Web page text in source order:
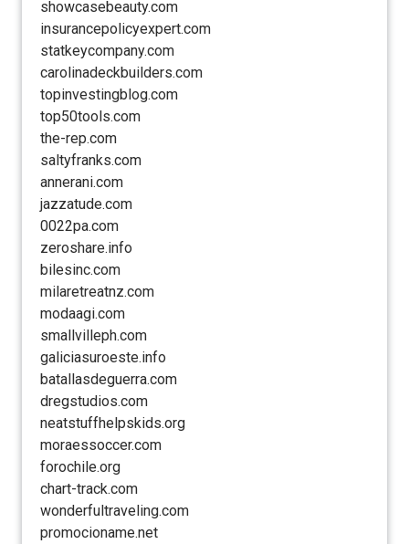
showcasebeauty.com
insurancepolicyexpert.com
statkeycompany.com
carolinadeckbuilders.com
topinvestingblog.com
top50tools.com
the-rep.com
saltyfranks.com
annerani.com
jazzatude.com
0022pa.com
zeroshare.info
bilesinc.com
milaretreatnz.com
modaagi.com
smallvilleph.com
galiciasuroeste.info
batallasdeguerra.com
dregstudios.com
neatstuffhelpskids.org
moraessoccer.com
forochile.org
chart-track.com
wonderfultraveling.com
promocioname.net